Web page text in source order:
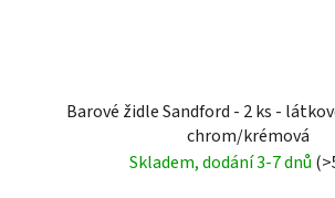
Barové židle Sandford - 2 ks -
chrom/krémová
Skladem, dodání 3-7 dnů